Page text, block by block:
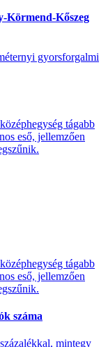
Körmend-Kőszeg
gyorsforgalmi
tágabb
eső, jellemzően
tágabb
eső, jellemzően
száma
mintegy